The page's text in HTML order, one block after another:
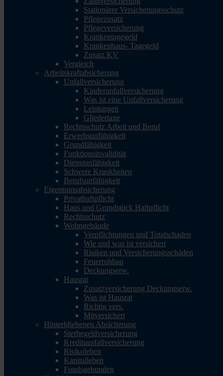
Stationärer Versicherungsschutz
Pflegezusatz
Pflegeversicherung
Krankentagegeld
Krankenhaus- Tagegeld
Zusatz KV
Vergleich
Arbeitskraftabsicherung
Unfallversicherung
Kinderunfallversicherung
Was ist eine Unfallversicherung
Leistungen
Gliedertaxe
Rechtsschutz Arbeit und Beruf
Erwerbsunfähigkeit
Grundfähigkeit
Funktionsinvalidität
Dienstunfähigkeit
Schwere Krankheiten
Berufsunfähigkeit
Eigentumsabsicherung
Privathaftpflicht
Haus und Grundstück Haftpflicht
Rechtsschutz
Wohngebäude
Verpflichtungen und Totalschaden
Wie und was ist versichert
Risiken und Versicherungsschäden
Feuerrohbau
Deckungserw.
Hausrat
Zusatzversicherung Deckungserw.
Was ist Hausrat
Richtig vers.
Mitversichert
Hinterbliebenen Absicherung
Sterbegeldversicherung
Kreditausfallversicherung
Risikoleben
Kapitalleben
Fondsgebunden